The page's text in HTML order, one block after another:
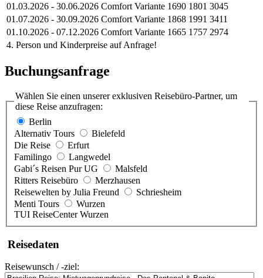
01.03.2026 - 30.06.2026 Comfort Variante 1690 1801 3045
01.07.2026 - 30.09.2026 Comfort Variante 1868 1991 3411
01.10.2026 - 07.12.2026 Comfort Variante 1665 1757 2974
4. Person und Kinderpreise auf Anfrage!
Buchungsanfrage
Wählen Sie einen unserer exklusiven Reisebüro-Partner, um
diese Reise anzufragen:
Berlin
Alternativ Tours
Bielefeld
Die Reise
Erfurt
Familingo
Langwedel
Gabi´s Reisen Pur UG
Malsfeld
Ritters Reisebüro
Merzhausen
Reisewelten by Julia Freund
Schriesheim
Menti Tours
Wurzen
TUI ReiseCenter Wurzen
Reisedaten
Reisewunsch / -ziel: